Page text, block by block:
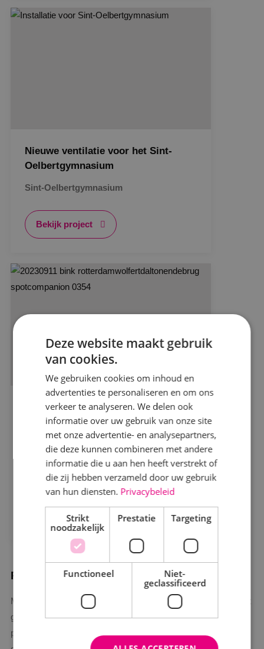
Nieuwe ventilatie voor het Sint-
Oelbertgymnasium
Sint-Oelbertgymnasium
Bekijk project
Geen afval, social return en werken
met BIM: BINK installeert sanitair
Rotterdamse scholen
BAM Bouw en Techniek – Integrale
Projecten West
Passie voor werktuig­bouw
Met meer dan 40 jaar ervaring is BINK dé projectpartner op het
gebied van werktuigbouw. We begeleiden projecten tot in de
puntjes van a tot z. Of het nu gaat om een zorginstelling,
Deze website maakt gebruik
van cookies.
We gebruiken cookies om inhoud en
advertenties te personaliseren en om ons
verkeer te analyseren. We delen ook
informatie over uw gebruik van onze site
met onze advertentie- en analysepartners,
die deze kunnen combineren met andere
informatie die u aan hen heeft verstrekt of
die zij hebben verzameld door uw gebruik
van hun diensten. Privacybeleid
Strikt
noodzakelijk
Prestatie Targeting
Functioneel
Niet-
geclassificeerd